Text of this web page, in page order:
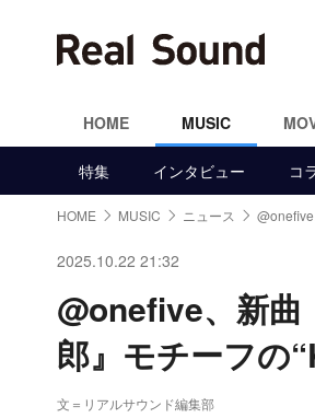
HOME MUSIC
特集 インタビュー コ
HOME MUSIC ニュース
2025.10.22 21:32
@onefive、新
郎』モチーフの
文＝リアルサウンド編集部